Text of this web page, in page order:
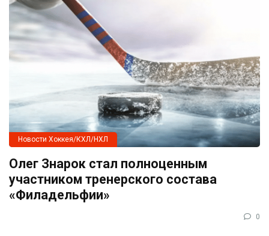
Новости Хоккея/КХЛ/НХЛ
Олег Знарок стал полноценным
участником тренерского состава
«Филадельфии»
0